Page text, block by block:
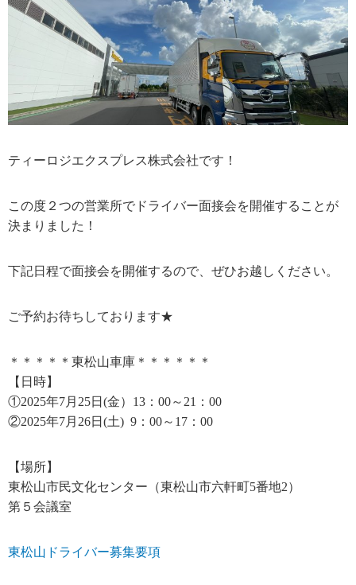
ティーロジエクスプレス株式会社です！
この度２つの営業所でドライバー面接会を開催することが
決まりました！
下記日程で面接会を開催するので、ぜひお越しください。
ご予約お待ちしております★
＊＊＊＊＊東松山車庫＊＊＊＊＊＊
【日時】
①2025年7月25日(金）13：00～21：00
②2025年7月26日(土) 9：00～17：00
【場所】
東松山市民文化センター（東松山市六軒町5番地2）
第５会議室
東松山ドライバー募集要項